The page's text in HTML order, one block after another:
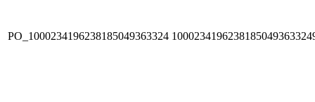
PO_1000234196238185049363324